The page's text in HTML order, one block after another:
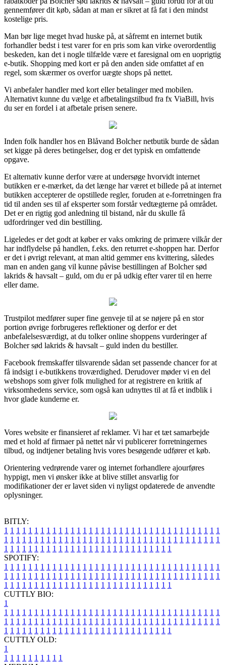
gennemfører dit køb, sådan at man er sikret at få fat i den mindst
kostelige pris.
Man bør lige meget hvad huske på, at såfremt en internet butik
forhandler bedst i test varer for en pris som kan virke overordentlig
beskeden, kan det i nogle tilfælde være et faresignal om en uoprigtig
e-butik. Shopping med kort er på den anden side omfattet af en
regel, som skærmer os overfor uægte shops på nettet.
Vi anbefaler handler med kort eller betalinger med mobilen.
Alternativt kunne du vælge et afbetalingstilbud fra fx ViaBill, hvis
du ser en fordel i at afbetale prisen senere.
Inden folk handler hos en Blåvand Bolcher netbutik burde de sådan
set kigge på deres betingelser, dog er det typisk en omfattende
opgave.
Et alternativ kunne derfor være at undersøge hvorvidt internet
butikken er e-mærket, da det længe har været et billede på at internet
butikken accepterer de opstillede regler, foruden at e-forretningen fra
tid til anden ses til af eksperter som forstår vedtægterne på området.
Det er en rigtig god anledning til bistand, når du skulle få
udfordringer ved din bestilling.
Ligeledes er det godt at køber er vaks omkring de primære vilkår der
har indflydelse på handlen, f.eks. den returret e-shoppen har. Derfor
er det i øvrigt relevant, at man altid gemmer ens kvittering, således
man en anden gang vil kunne påvise bestillingen af Bolcher sød
lakrids & havsalt – guld, om du er på udkig efter varer til en herre
eller dame.
Trustpilot medfører super fine genveje til at se nøjere på en stor
portion øvrige forbrugeres reflektioner og derfor er det
anbefalelsesværdigt, at du tolker online shoppens vurderinger af
Bolcher sød lakrids & havsalt – guld inden du bestiller.
Facebook fremskaffer tilsvarende sådan set passende chancer for at
få indsigt i e-butikkens troværdighed. Derudover møder vi en del
webshops som giver folk mulighed for at registrere en kritik af
virksomhedens service, som også kan udnyttes til at få et indblik i
hvor glade kunderne er.
Vores website er finansieret af reklamer. Vi har et tæt samarbejde
med et hold af firmaer på nettet når vi publicerer forretningernes
tilbud, og indtjener betaling hvis vores besøgende udfører et køb.
Orientering vedrørende varer og internet forhandlere ajourføres
hyppigt, men vi ønsker ikke at blive stillet ansvarlig for
modifikationer der er lavet siden vi nyligst opdaterede de anvendte
oplysninger.
BITLY:
1 1 1 1 1 1 1 1 1 1 1 1 1 1 1 1 1 1 1 1 1 1 1 1 1 1 1 1 1 1 1 1 1 1 1 1
1 1 1 1 1 1 1 1 1 1 1 1 1 1 1 1 1 1 1 1 1 1 1 1 1 1 1 1 1 1 1 1 1 1 1 1
1 1 1 1 1 1 1 1 1 1 1 1 1 1 1 1 1 1 1 1 1 1 1 1 1 1 1 1
SPOTIFY:
1 1 1 1 1 1 1 1 1 1 1 1 1 1 1 1 1 1 1 1 1 1 1 1 1 1 1 1 1 1 1 1 1 1 1 1
1 1 1 1 1 1 1 1 1 1 1 1 1 1 1 1 1 1 1 1 1 1 1 1 1 1 1 1 1 1 1 1 1 1 1 1
1 1 1 1 1 1 1 1 1 1 1 1 1 1 1 1 1 1 1 1 1 1 1 1 1 1 1 1
CUTTLY BIO:
1
1 1 1 1 1 1 1 1 1 1 1 1 1 1 1 1 1 1 1 1 1 1 1 1 1 1 1 1 1 1 1 1 1 1 1 1
1 1 1 1 1 1 1 1 1 1 1 1 1 1 1 1 1 1 1 1 1 1 1 1 1 1 1 1 1 1 1 1 1 1 1 1
1 1 1 1 1 1 1 1 1 1 1 1 1 1 1 1 1 1 1 1 1 1 1 1 1 1 1 1
CUTTLY OLD:
1
1 1 1 1 1 1 1 1 1 1